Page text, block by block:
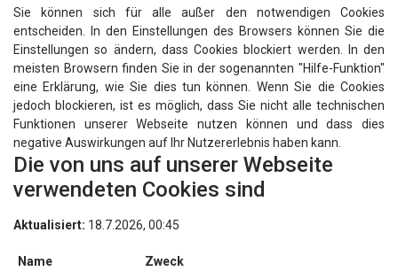
Sie können sich für alle außer den notwendigen Cookies
entscheiden. In den Einstellungen des Browsers können Sie die
Einstellungen so ändern, dass Cookies blockiert werden. In den
meisten Browsern finden Sie in der sogenannten "Hilfe-Funktion"
eine Erklärung, wie Sie dies tun können. Wenn Sie die Cookies
jedoch blockieren, ist es möglich, dass Sie nicht alle technischen
Funktionen unserer Webseite nutzen können und dass dies
negative Auswirkungen auf Ihr Nutzererlebnis haben kann.
Die von uns auf unserer Webseite
verwendeten Cookies sind
Aktualisiert: 18.7.2026, 00:45
Name
Zweck